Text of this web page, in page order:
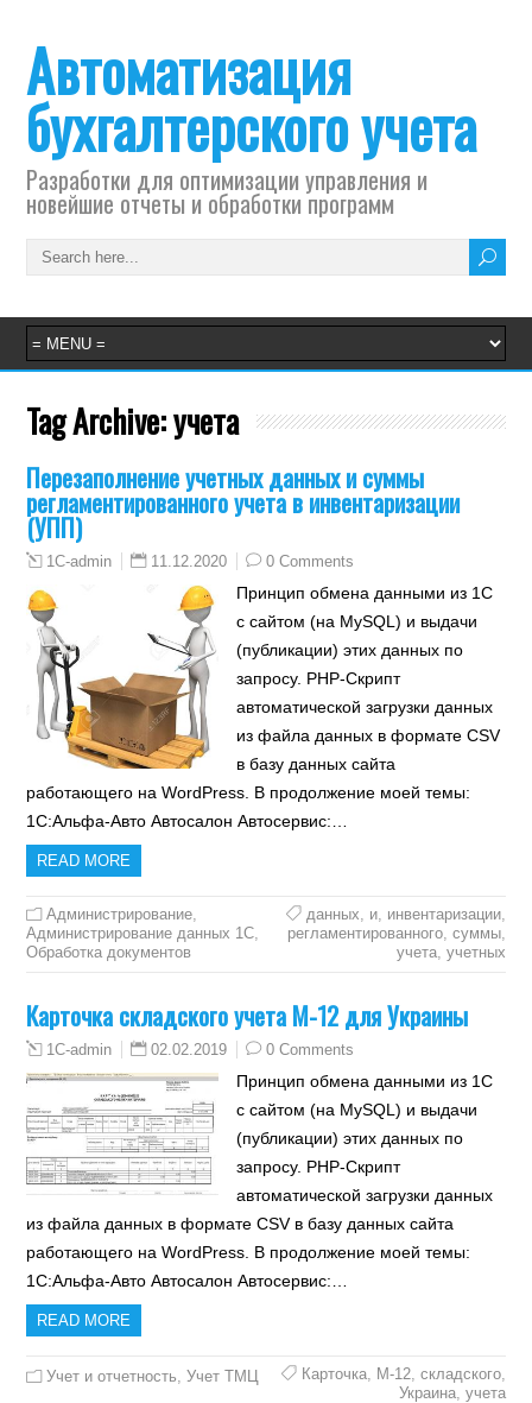
Автоматизация
бухгалтерского учета
Разработки для оптимизации управления и
новейшие отчеты и обработки программ
Tag Archive:учета
Перезаполнение учетных данных и суммы
регламентированного учета в инвентаризации
(УПП)
1C-admin 11.12.2020 0 Comments
Принцип обмена данными из 1С
с сайтом (на MySQL) и выдачи
(публикации) этих данных по
запросу. PHP-Скрипт
автоматической загрузки данных
из файла данных в формате CSV
в базу данных сайта
работающего на WordPress. В продолжение моей темы:
1С:Альфа-Авто Автосалон Автосервис:…
READ MORE
Администрирование,
Администрирование данных 1С,
Обработка документов
данных, и, инвентаризации,
регламентированного, суммы,
учета, учетных
Карточка складского учета М-12 для Украины
1C-admin 02.02.2019 0 Comments
Принцип обмена данными из 1С
с сайтом (на MySQL) и выдачи
(публикации) этих данных по
запросу. PHP-Скрипт
автоматической загрузки данных
из файла данных в формате CSV в базу данных сайта
работающего на WordPress. В продолжение моей темы:
1С:Альфа-Авто Автосалон Автосервис:…
READ MORE
Учет и отчетность,Учет ТМЦ Карточка, М-12, складского,
Украина, учета